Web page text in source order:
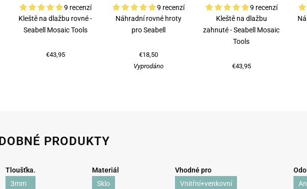
9 recenzí
Kleště na dlažbu rovné -
Seabell Mosaic Tools
€43,95
9 recenzí
Náhradní rovné hroty
pro Seabell
€18,50
Vyprodáno
9 recenzí
Kleště na dlažbu
zahnuté - Seabell Mosaic
Tools
€43,95
PRODUKTY
Tloušťka.
3mm
Materiál
Sklo
Vhodné pro
Vnitřní+venkovní